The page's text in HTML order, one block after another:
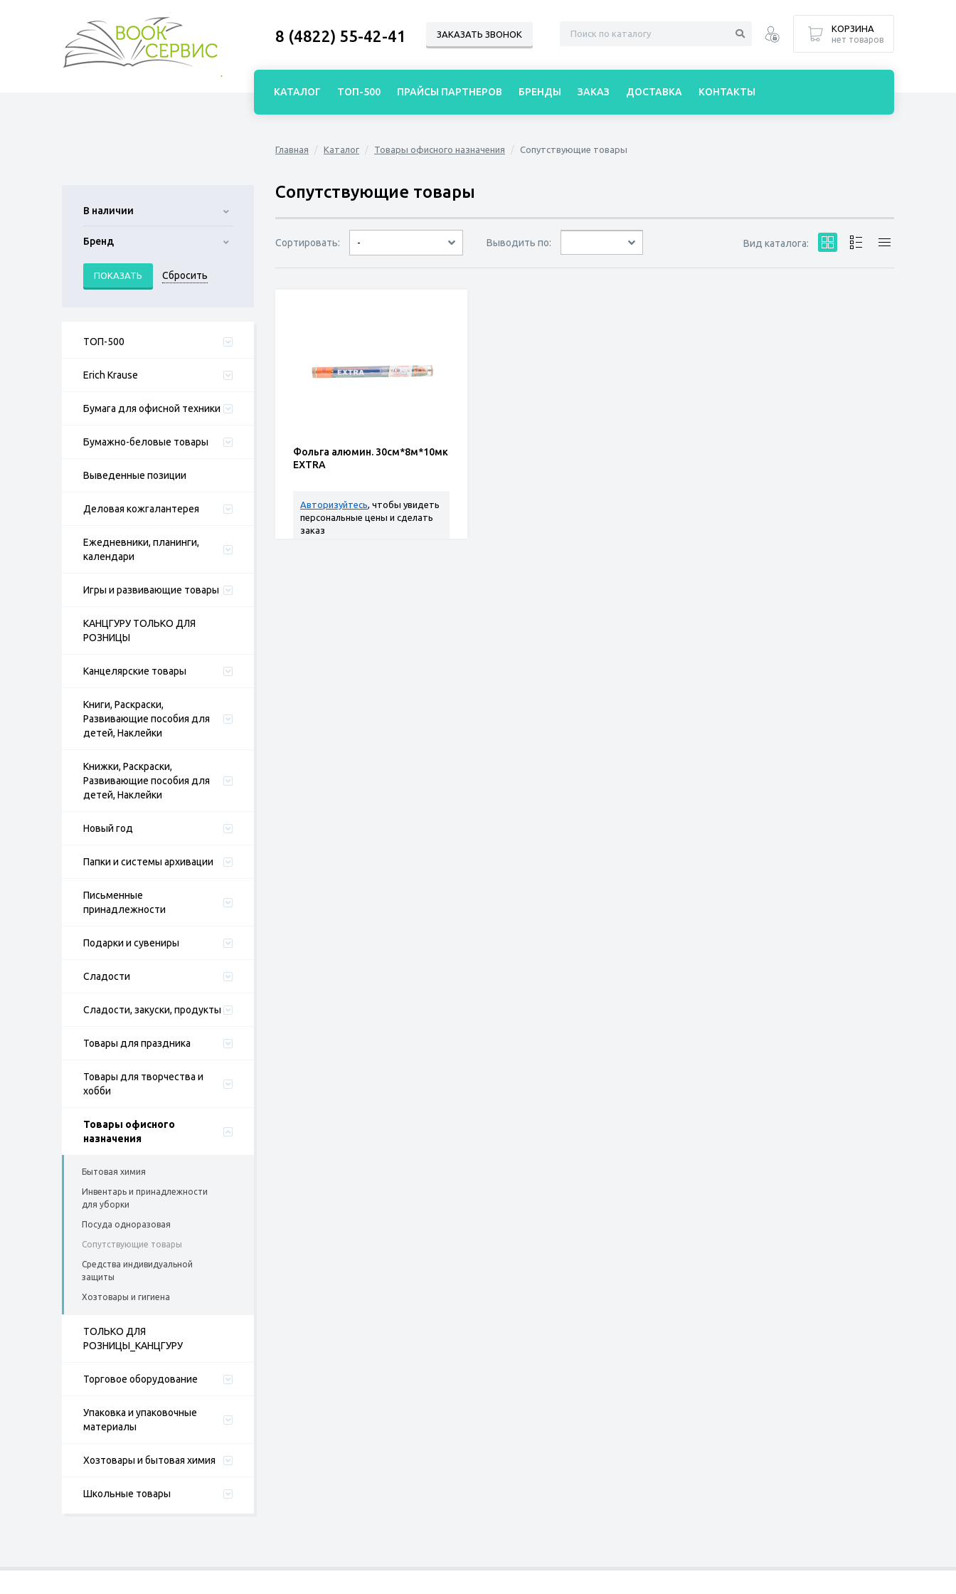
В наличии
Бренд
ТОП-500
Erich Krause
Бумага для офисной техники
Бумажно-беловые товары
Выведенные позиции
Деловая кожгалантерея
Ежедневники, планинги,
календари
Игры и развивающие товары
КАНЦГУРУ ТОЛЬКО ДЛЯ
РОЗНИЦЫ
Канцелярские товары
Книги, Раскраски,
Развивающие пособия для
детей, Наклейки
Книжки, Раскраски,
Развивающие пособия для
детей, Наклейки
Новый год
Папки и системы архивации
Письменные
принадлежности
Подарки и сувениры
Сладости
Сладости, закуски, продукты
Товары для праздника
Товары для творчества и
хобби
Товары офисного
назначения
Бытовая химия
Инвентарь и принадлежности
для уборки
Посуда одноразовая
Сопутствующие товары
Средства индивидуальной
защиты
Хозтовары и гигиена
ТОЛЬКО ДЛЯ
РОЗНИЦЫ_КАНЦГУРУ
Торговое оборудование
Упаковка и упаковочные
материалы
Хозтовары и бытовая химия
Школьные товары
Главная Каталог Товары офисного назначения Сопутствующие товары
Сопутствующие товары
Сортировать: -
по дате
по популярности
сначала дешёвые
сначала дорогие
Выводить по: Вид каталога:
Фольга алюмин. 30см*8м*10мк
EXTRA
Авторизуйтесь, чтобы увидеть
персональные цены и сделать
заказ
8 (4822) 55-42-41 ЗАКАЗАТЬ ЗВОНОК
КОРЗИНА
нет товаров
КАТАЛОГ ТОП-500 ПРАЙСЫ ПАРТНЕРОВ БРЕНДЫ ЗАКАЗ ДОСТАВКА КОНТАКТЫ